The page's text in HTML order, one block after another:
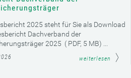
2025 steht für Sie als Download
Dachverband der
2025 ( PDF, 5 MB) ...
weiterlesen